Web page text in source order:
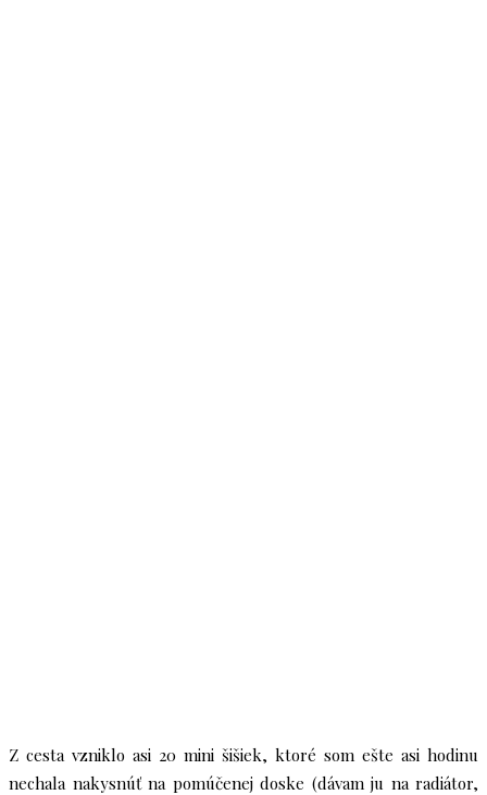
Z cesta vzniklo asi 20 mini šišiek, ktoré som ešte asi hodinu
nechala nakysnúť na pomúčenej doske (dávam ju na radiátor,